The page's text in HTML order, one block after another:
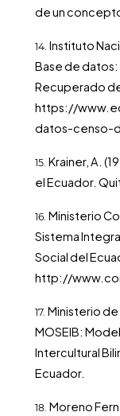
de un
Instituto
Base de
Recuperado
https://
datos-censo-
Krainer, A.
el Ecuador.
Ministerio
Sistema
Social del
http://
Ministerio de
MOSEIB:
Intercultural
Ecuador.
Moreno